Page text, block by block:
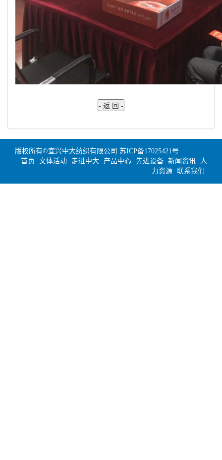
版权所有©宜兴中大纺织有限公司 苏ICP备17025421号
首页
文体活动 走进中大 产品中心 先进设备 新闻资讯
人
力资源
联系我们